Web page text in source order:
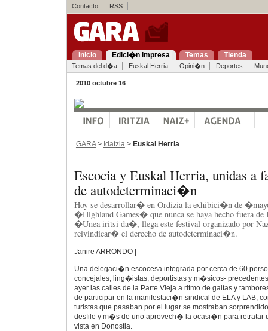
Contacto RSS
Inicio Edici�n impresa Temas Tienda
Temas del d�a Euskal Herria Opini�n Deportes
2010 octubre 16
GARA> Idatzia > Euskal Herria
Escocia y Euskal Herria, unidas a
de autodeterminaci�n
Hoy se desarrollar� en Ordizia la exhibici�n de
�Highland Games� que nunca se haya hecho fuera de
�Unea iritsi da�, llega este festival organizado por
reivindicar� el derecho de autodeterminaci�n.
Janire ARRONDO |
Una delegaci�n escocesa integrada por cerca de 60
concejales, ling�istas, deportistas y m�sicos-
ayer las calles de la Parte Vieja a ritmo de gaitas y
de participar en la manifestaci�n sindical de ELA y LAB,
turistas que pasaban por el lugar se mostraban
desfile y m�s de uno aprovech� la ocasi�n para retratar
vista en Donostia.